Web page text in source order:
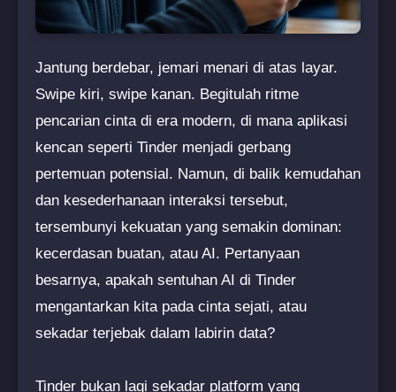
Jantung berdebar, jemari menari di atas layar.
Swipe kiri, swipe kanan. Begitulah ritme
pencarian cinta di era modern, di mana aplikasi
kencan seperti Tinder menjadi gerbang
pertemuan potensial. Namun, di balik kemudahan
dan kesederhanaan interaksi tersebut,
tersembunyi kekuatan yang semakin dominan:
kecerdasan buatan, atau AI. Pertanyaan
besarnya, apakah sentuhan AI di Tinder
mengantarkan kita pada cinta sejati, atau
sekadar terjebak dalam labirin data?
Tinder bukan lagi sekadar platform yang